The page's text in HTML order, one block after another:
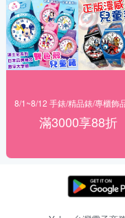
滿3000享88折